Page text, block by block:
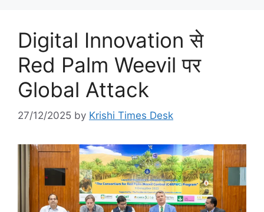
Digital Innovation से
Red Palm Weevil पर
Global Attack
27/12/2025 by Krishi Times Desk